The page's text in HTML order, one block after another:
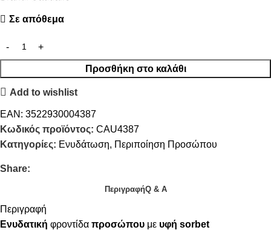
Σε απόθεμα
Προσθήκη στο καλάθι
Add to wishlist
EAN: 3522930004387
Κωδικός προϊόντος: CAU4387
Κατηγορίες: Ενυδάτωση, Περιποίηση Προσώπου
Share:
ΠεριγραφήQ & A
Περιγραφή
Ενυδατική φροντίδα προσώπου με υφή sorbet